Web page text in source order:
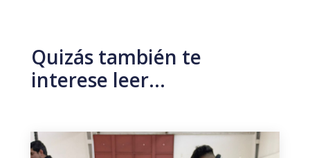
Quizás también te
interese leer…